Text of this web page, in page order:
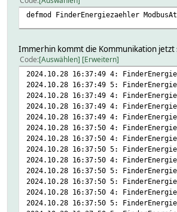
defmod FinderEnergiezaehler
Immerhin kommt die Kommunikation jetzt
Code Auswählen Erweitern
2024.10.28 16:37:49 4:
2024.10.28 16:37:49 5:
2024.10.28 16:37:49 4:
2024.10.28 16:37:49 4:
2024.10.28 16:37:49 4:
2024.10.28 16:37:50 4:
2024.10.28 16:37:50 4:
2024.10.28 16:37:50 5:
2024.10.28 16:37:50 4:
2024.10.28 16:37:50 5:
2024.10.28 16:37:50 5:
2024.10.28 16:37:50 4:
2024.10.28 16:37:50 5: